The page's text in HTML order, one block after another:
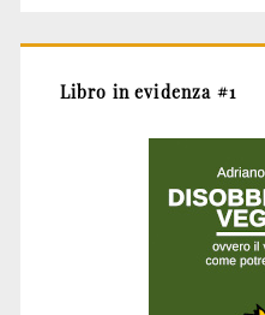
Libro in evidenza #1